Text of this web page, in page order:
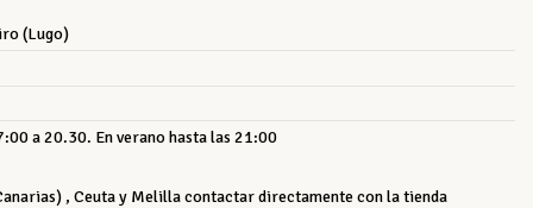
(Lugo)
a 20.30. En verano hasta las 21:00
, Ceuta y Melilla contactar directamente con la tienda